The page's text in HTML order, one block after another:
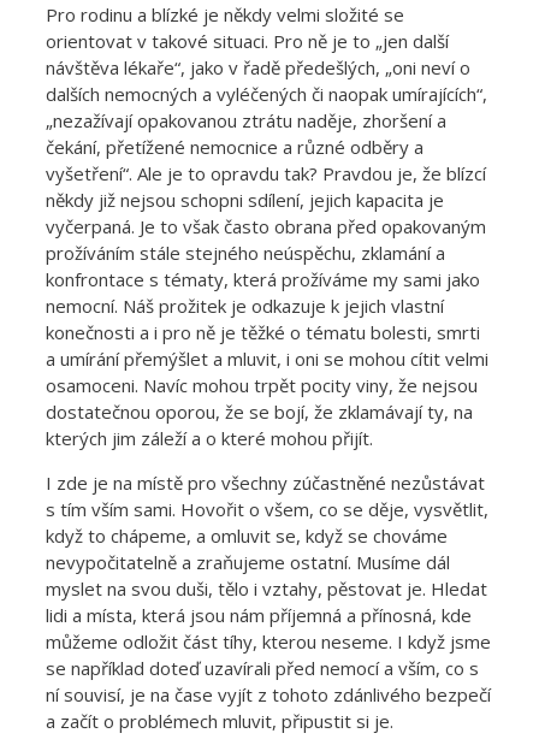
Pro rodinu a blízké je někdy velmi složité se
orientovat v takové situaci. Pro ně je to „jen další
návštěva lékaře“, jako v řadě předešlých, „oni neví o
dalších nemocných a vyléčených či naopak umírajících“,
„nezažívají opakovanou ztrátu naděje, zhoršení a
čekání, přetížené nemocnice a různé odběry a
vyšetření“. Ale je to opravdu tak? Pravdou je, že blízcí
někdy již nejsou schopni sdílení, jejich kapacita je
vyčerpaná. Je to však často obrana před opakovaným
prožíváním stále stejného neúspěchu, zklamání a
konfrontace s tématy, která prožíváme my sami jako
nemocní. Náš prožitek je odkazuje k jejich vlastní
konečnosti a i pro ně je těžké o tématu bolesti, smrti
a umírání přemýšlet a mluvit, i oni se mohou cítit velmi
osamoceni. Navíc mohou trpět pocity viny, že nejsou
dostatečnou oporou, že se bojí, že zklamávají ty, na
kterých jim záleží a o které mohou přijít.
I zde je na místě pro všechny zúčastněné nezůstávat
s tím vším sami. Hovořit o všem, co se děje, vysvětlit,
když to chápeme, a omluvit se, když se chováme
nevypočitatelně a zraňujeme ostatní. Musíme dál
myslet na svou duši, tělo i vztahy, pěstovat je. Hledat
lidi a místa, která jsou nám příjemná a přínosná, kde
můžeme odložit část tíhy, kterou neseme. I když jsme
se například doteď uzavírali před nemocí a vším, co s
ní souvisí, je na čase vyjít z tohoto zdánlivého bezpečí
a začít o problémech mluvit, připustit si je.